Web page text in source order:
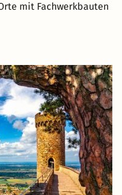
mit Fachwerkbauten